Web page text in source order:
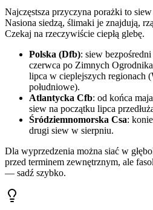
Najczęstsza przyczyna porażki to
Nasiona siedzą, ślimaki je znajdują,
Czekaj na rzeczywiście ciepłą glebę.
Polska (Dfb): siew
czerwca po Zimnych
lipca w cieplejszych regionach
południowe).
Atlantycka Cfb: od końca
siew na początku lipca
Śródziemnomorska Csa:
drugi siew w sierpniu.
Dla wyprzedzenia można siać w
przed terminem zewnętrznym, ale
— sadź szybko.